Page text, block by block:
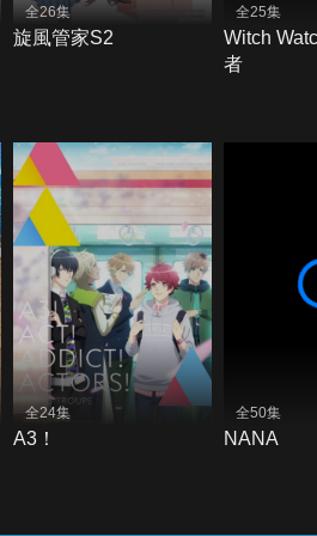
全26集
旋風管家S2
全25集
Witch
者
全24集
A3！
全50集
NANA